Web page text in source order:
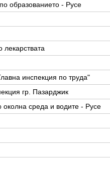
образованието - Русе
лекарствата
инспекция по труда"
гр. Пазарджик
околна среда и водите - Русе